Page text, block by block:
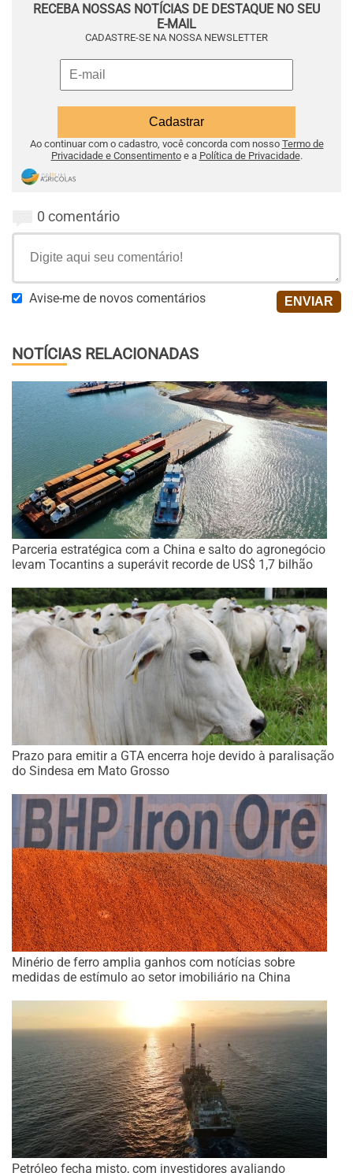
RECEBA NOSSAS NOTÍCIAS DE DESTAQUE NO SEU
E-MAIL
CADASTRE-SE NA NOSSA NEWSLETTER
Ao continuar com o cadastro, você concorda com nosso Termo de
Privacidade e Consentimentoe a Política de Privacidade.
0 comentário
Avise-me de novos comentários
NOTÍCIAS RELACIONADAS
Parceria estratégica com a China e salto do agronegócio
levam Tocantins a superávit recorde de US$ 1,7 bilhão
Prazo para emitir a GTA encerra hoje devido à paralisação
do Sindesa em Mato Grosso
Minério de ferro amplia ganhos com notícias sobre
medidas de estímulo ao setor imobiliário na China
Petróleo fecha misto, com investidores avaliando